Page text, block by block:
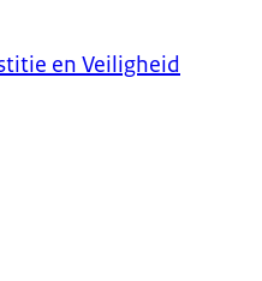
en Veiligheid